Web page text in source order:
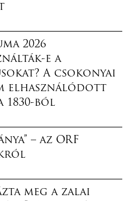
2026
e a
A csokonyai
elhasználódott
1830-ból
– az ORF
meg a zalai